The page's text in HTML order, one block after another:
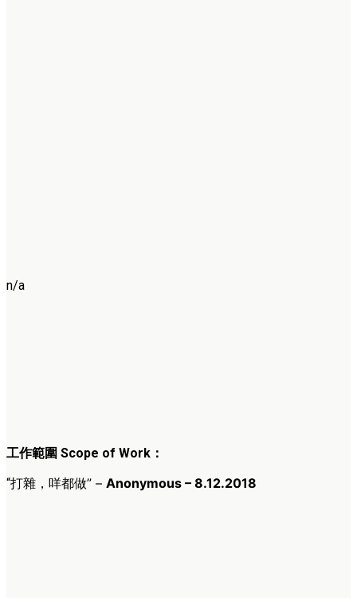
n/a
工作範圍 Scope of Work：
“打雜，咩都做” – Anonymous – 8.12.2018